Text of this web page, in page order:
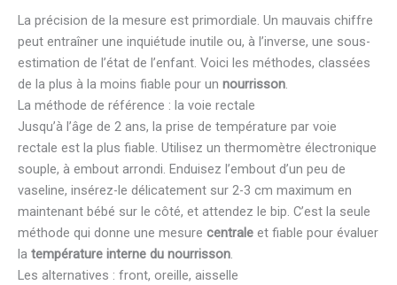
La précision de la mesure est primordiale. Un mauvais chiffre
peut entraîner une inquiétude inutile ou, à l’inverse, une sous-
estimation de l’état de l’enfant. Voici les méthodes, classées
de la plus à la moins fiable pour un nourrisson.
La méthode de référence : la voie rectale
Jusqu’à l’âge de 2 ans, la prise de température par voie
rectale est la plus fiable. Utilisez un thermomètre électronique
souple, à embout arrondi. Enduisez l’embout d’un peu de
vaseline, insérez-le délicatement sur 2-3 cm maximum en
maintenant bébé sur le côté, et attendez le bip. C’est la seule
méthode qui donne une mesure centrale et fiable pour évaluer
la température interne du nourrisson.
Les alternatives : front, oreille, aisselle